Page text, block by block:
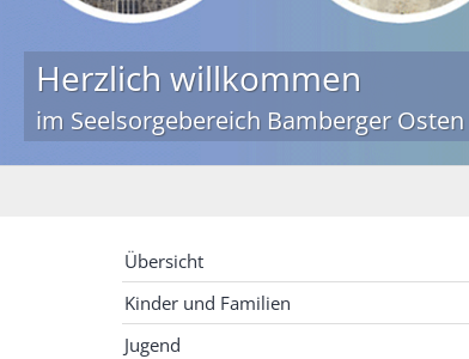
Herzlich willkommen
im Seelsorgebereich Bamberger Osten
Übersicht
Kinder und Familien
Jugend